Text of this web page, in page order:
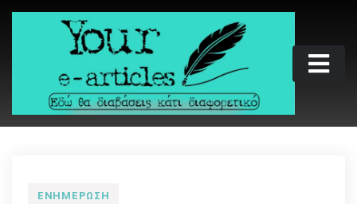
Skip
Your e-articles
Εδώ θα διαβάσεις κάτι διαφορετικό
ΕΝΗΜΈΡΩΣΗ